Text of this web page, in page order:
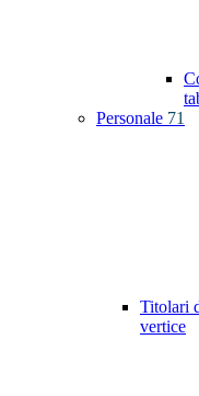
Personale 71
Titolari
vertice